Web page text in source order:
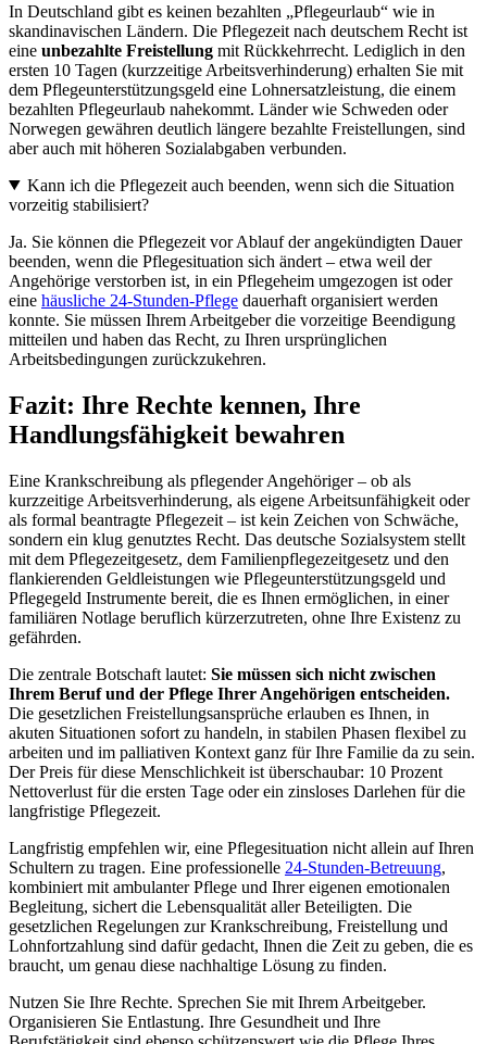
In Deutschland gibt es keinen bezahlten „Pflegeurlaub“ wie in
skandinavischen Ländern. Die Pflegezeit nach deutschem Recht ist
eine unbezahlte Freistellung mit Rückkehrrecht. Lediglich in den
ersten 10 Tagen (kurzzeitige Arbeitsverhinderung) erhalten Sie mit
dem Pflegeunterstützungsgeld eine Lohnersatzleistung, die einem
bezahlten Pflegeurlaub nahekommt. Länder wie Schweden oder
Norwegen gewähren deutlich längere bezahlte Freistellungen, sind
aber auch mit höheren Sozialabgaben verbunden.
Kann ich die Pflegezeit auch beenden, wenn sich die Situation
vorzeitig stabilisiert?
Ja. Sie können die Pflegezeit vor Ablauf der angekündigten Dauer
beenden, wenn die Pflegesituation sich ändert – etwa weil der
Angehörige verstorben ist, in ein Pflegeheim umgezogen ist oder
eine häusliche 24-Stunden-Pflege dauerhaft organisiert werden
konnte. Sie müssen Ihrem Arbeitgeber die vorzeitige Beendigung
mitteilen und haben das Recht, zu Ihren ursprünglichen
Arbeitsbedingungen zurückzukehren.
Fazit: Ihre Rechte kennen, Ihre
Handlungsfähigkeit bewahren
Eine Krankschreibung als pflegender Angehöriger – ob als
kurzzeitige Arbeitsverhinderung, als eigene Arbeitsunfähigkeit oder
als formal beantragte Pflegezeit – ist kein Zeichen von Schwäche,
sondern ein klug genutztes Recht. Das deutsche Sozialsystem stellt
mit dem Pflegezeitgesetz, dem Familienpflegezeitgesetz und den
flankierenden Geldleistungen wie Pflegeunterstützungsgeld und
Pflegegeld Instrumente bereit, die es Ihnen ermöglichen, in einer
familiären Notlage beruflich kürzerzutreten, ohne Ihre Existenz zu
gefährden.
Die zentrale Botschaft lautet: Sie müssen sich nicht zwischen
Ihrem Beruf und der Pflege Ihrer Angehörigen entscheiden.
Die gesetzlichen Freistellungsansprüche erlauben es Ihnen, in
akuten Situationen sofort zu handeln, in stabilen Phasen flexibel zu
arbeiten und im palliativen Kontext ganz für Ihre Familie da zu sein.
Der Preis für diese Menschlichkeit ist überschaubar: 10 Prozent
Nettoverlust für die ersten Tage oder ein zinsloses Darlehen für die
langfristige Pflegezeit.
Langfristig empfehlen wir, eine Pflegesituation nicht allein auf Ihren
Schultern zu tragen. Eine professionelle 24-Stunden-Betreuung,
kombiniert mit ambulanter Pflege und Ihrer eigenen emotionalen
Begleitung, sichert die Lebensqualität aller Beteiligten. Die
gesetzlichen Regelungen zur Krankschreibung, Freistellung und
Lohnfortzahlung sind dafür gedacht, Ihnen die Zeit zu geben, die es
braucht, um genau diese nachhaltige Lösung zu finden.
Nutzen Sie Ihre Rechte. Sprechen Sie mit Ihrem Arbeitgeber.
Organisieren Sie Entlastung. Ihre Gesundheit und Ihre